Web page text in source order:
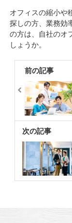
オフィスの縮小や
探しの方、業務効
の方は、自社のオ
しょうか。
前の記事
次の記事